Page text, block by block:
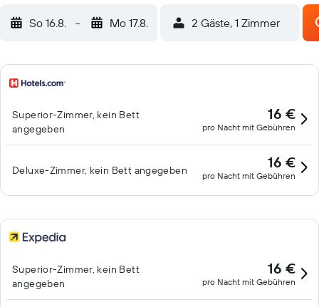
Zimmer verfügen außerdem über kostenloses Mineralwasser
Aufdeckservice wird jeden Abend und der Reinigungsservice
täglich angeboten.
So 16.8. - Mo 17.8. 2 Gäste, 1 Zimmer
Superior-Zimmer, kein Bett
angegeben
16 €
pro Nacht mit Gebühren
Deluxe-Zimmer, kein Bett angegeben 16 €
pro Nacht mit Gebühren
Superior-Zimmer, kein Bett
angegeben
16 €
pro Nacht mit Gebühren